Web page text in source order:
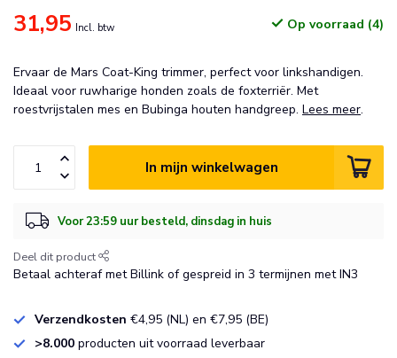
31,95 Incl. btw Op voorraad (4)
Ervaar de Mars Coat-King trimmer, perfect voor linkshandigen.
Ideaal voor ruwharige honden zoals de foxterriër. Met
roestvrijstalen mes en Bubinga houten handgreep. Lees meer.
In mijn winkelwagen
Voor 23:59 uur besteld, dinsdag in huis
Deel dit product
Betaal achteraf met Billink of gespreid in 3 termijnen met IN3
Verzendkosten €4,95 (NL) en €7,95 (BE)
>8.000 producten uit voorraad leverbaar